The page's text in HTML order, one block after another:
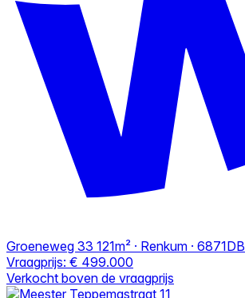
Groeneweg 33 121m² · Renkum · 6871DB
Vraagprijs: € 499.000
Verkocht boven de vraagprijs